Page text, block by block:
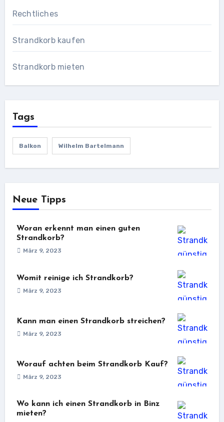
Rechtliches
Strandkorb kaufen
Strandkorb mieten
Tags
Balkon Wilhelm Bartelmann
Neue Tipps
Woran erkennt man einen guten
Strandkorb?
März 9, 2023
Womit reinige ich Strandkorb?
März 9, 2023
Kann man einen Strandkorb streichen?
März 9, 2023
Worauf achten beim Strandkorb Kauf?
März 9, 2023
Wo kann ich einen Strandkorb in Binz
mieten?